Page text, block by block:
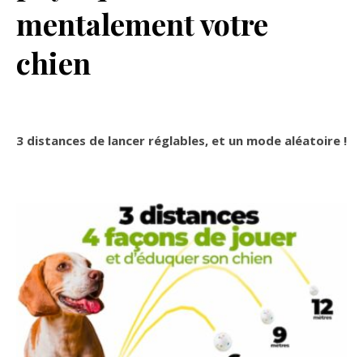
mentalement votre
chien
3 distances de lancer réglables, et un mode aléatoire !